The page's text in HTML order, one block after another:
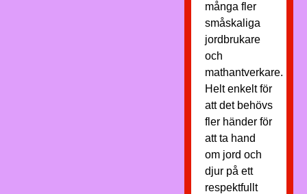
många fler
småskaliga
jordbrukare
och
mathantverkare.
Helt enkelt för
att det behövs
fler händer för
att ta hand
om jord och
djur på ett
respektfullt